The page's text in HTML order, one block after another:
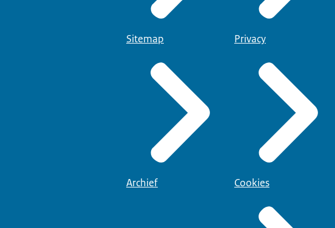
Sitemap
Archief
Privacy
Cookies